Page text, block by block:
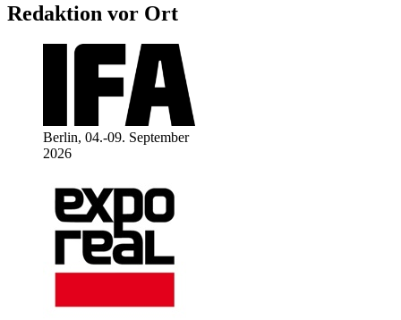
Redaktion vor Ort
Berlin, 04.-09. September
2026